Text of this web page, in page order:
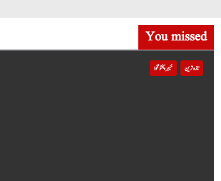
You missed
تازہ ترین خیبر پختونخوا